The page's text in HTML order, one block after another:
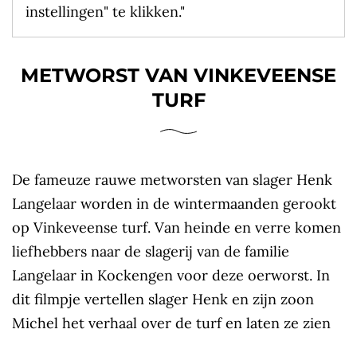
instellingen" te klikken."
METWORST VAN VINKEVEENSE
TURF
De fameuze rauwe metworsten van slager Henk
Langelaar worden in de wintermaanden gerookt
op Vinkeveense turf. Van heinde en verre komen
liefhebbers naar de slagerij van de familie
Langelaar in Kockengen voor deze oerworst. In
dit filmpje vertellen slager Henk en zijn zoon
Michel het verhaal over de turf en laten ze zien